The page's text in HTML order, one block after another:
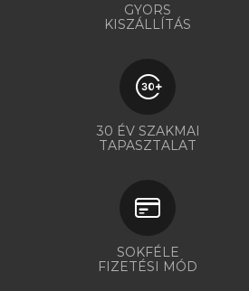
GYORS
KISZÁLLÍTÁS
30 ÉV SZAKMAI
TAPASZTALAT
SOKFÉLE
FIZETÉSI MÓD